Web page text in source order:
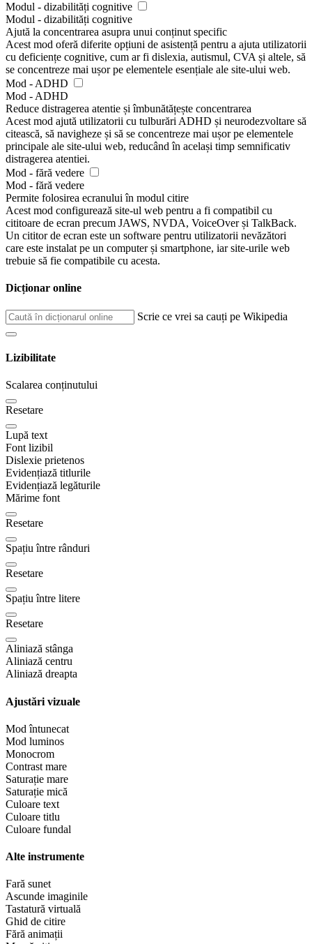
Modul - dizabilități cognitive
Modul - dizabilități cognitive
Ajută la concentrarea asupra unui conținut specific
Acest mod oferă diferite opțiuni de asistență pentru a ajuta utilizatorii
cu deficiențe cognitive, cum ar fi dislexia, autismul, CVA și altele, să
se concentreze mai ușor pe elementele esențiale ale site-ului web.
Mod - ADHD
Mod - ADHD
Reduce distragerea atentie și îmbunătățește concentrarea
Acest mod ajută utilizatorii cu tulburări ADHD și neurodezvoltare să
citească, să navigheze și să se concentreze mai ușor pe elementele
principale ale site-ului web, reducând în același timp semnificativ
distragerea atentiei.
Mod - fără vedere
Mod - fără vedere
Permite folosirea ecranului în modul citire
Acest mod configurează site-ul web pentru a fi compatibil cu
cititoare de ecran precum JAWS, NVDA, VoiceOver și TalkBack.
Un cititor de ecran este un software pentru utilizatorii nevăzători
care este instalat pe un computer și smartphone, iar site-urile web
trebuie să fie compatibile cu acesta.
Dicționar online
Scrie ce vrei sa cauți pe Wikipedia
Lizibilitate
Scalarea conținutului
Resetare
Lupă text
Font lizibil
Dislexie prietenos
Evidențiază titlurile
Evidențiază legăturile
Mărime font
Resetare
Spațiu între rânduri
Resetare
Spațiu între litere
Resetare
Aliniază stânga
Aliniază centru
Aliniază dreapta
Ajustări vizuale
Mod întunecat
Mod luminos
Monocrom
Contrast mare
Saturație mare
Saturație mică
Culoare text
Culoare titlu
Culoare fundal
Alte instrumente
Fară sunet
Ascunde imaginile
Tastatură virtuală
Ghid de citire
Fără animații